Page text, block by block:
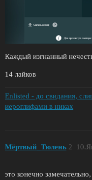
Каждый изгнанный
14 лайков
Enlisted - до свидания,
иероглифами в никах
Мёртвый_Тюлень 2
это конечно